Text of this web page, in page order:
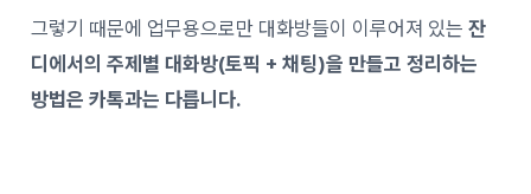
그렇기 때문에 업무용으로만 대화방들이 이루어져 있는잔
디에서의 주제별 대화방(토픽 + 채팅)을 만들고 정리하는
방법은 카톡과는 다릅니다.